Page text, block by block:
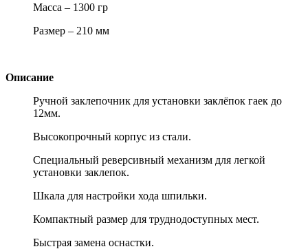
Масса – 1300 гр
Размер – 210 мм
Описание
Ручной заклепочник для установки заклёпок гаек до
12мм.
Высокопрочный корпус из стали.
Специальный реверсивный механизм для легкой
установки заклепок.
Шкала для настройки хода шпильки.
Компактный размер для труднодоступных мест.
Быстрая замена оснастки.